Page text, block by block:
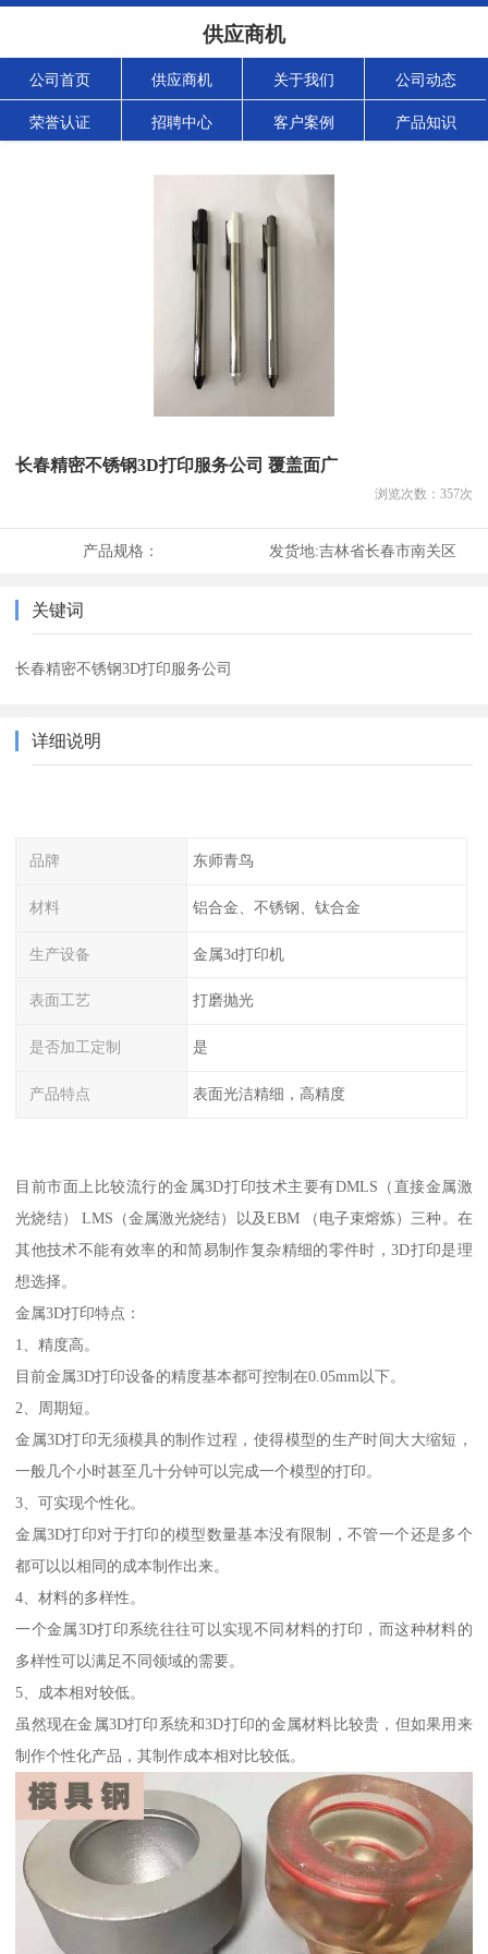
供应商机
公司首页 供应商机 关于我们 公司动态
荣誉认证 招聘中心 客户案例 产品知识
长春精密不锈钢3D打印服务公司 覆盖面广
浏览次数： 357次
产品规格： 发货地:吉林省长春市南关区
关键词
长春精密不锈钢3D打印服务公司
详细说明
品牌 东师青鸟
材料 铝合金、不锈钢、钛合金
生产设备 金属3d打印机
表面工艺 打磨抛光
是否加工定制 是
产品特点 表面光洁精细，高精度
目前市面上比较流行的金属3D打印技术主要有DMLS（直接金属激
光烧结） LMS（金属激光烧结）以及EBM （电子束熔炼）三种。在
其他技术不能有效率的和简易制作复杂精细的零件时，3D打印是理
想选择。
金属3D打印特点：
1、精度高。
目前金属3D打印设备的精度基本都可控制在0.05mm以下。
2、周期短。
金属3D打印无须模具的制作过程，使得模型的生产时间大大缩短，
一般几个小时甚至几十分钟可以完成一个模型的打印。
3、可实现个性化。
金属3D打印对于打印的模型数量基本没有限制，不管一个还是多个
都可以以相同的成本制作出来。
4、材料的多样性。
一个金属3D打印系统往往可以实现不同材料的打印，而这种材料的
多样性可以满足不同领域的需要。
5、成本相对较低。
虽然现在金属3D打印系统和3D打印的金属材料比较贵，但如果用来
制作个性化产品，其制作成本相对比较低。